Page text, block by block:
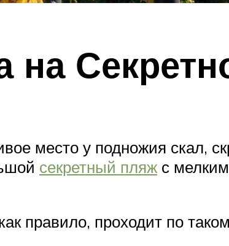
на
место у подножия скал,
секретный пляж с
правило, проходит по